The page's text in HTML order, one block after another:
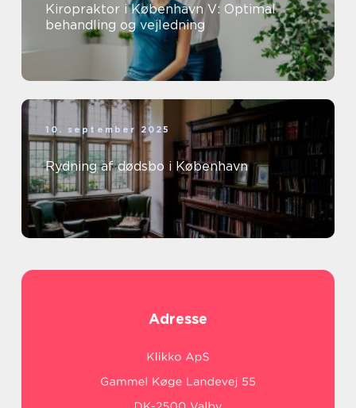
Kiropraktor i København V: Optimal
behandling og vejledning
10. september 2025
Rydning af dødsbo i København
Adresse